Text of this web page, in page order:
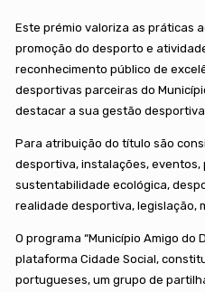
Este prémio valoriza as práticas
promoção do desporto e
reconhecimento público de
desportivas parceiras do
destacar a sua gestão
Para atribuição do título são
desportiva, instalações,
sustentabilidade ecológica,
realidade desportiva, legislação,
O programa “Município Amigo do
plataforma Cidade Social,
portugueses, um grupo de